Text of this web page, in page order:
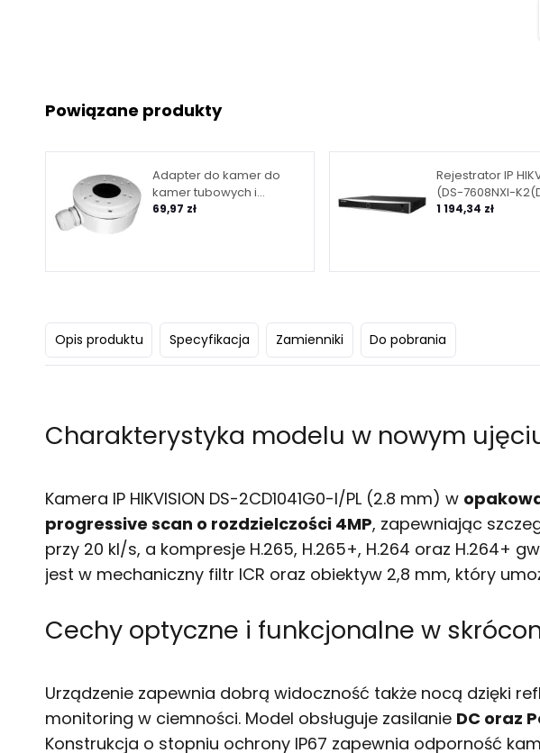
Powiązane produkty
Adapter do kamer do
kamer tubowych i
kopułowych HIKVISION
69,97 zł
Rejestrator IP
(DS-7608NXI-
1 194,34 zł
Opis produktu Specyfikacja Zamienniki Do pobrania
Charakterystyka modelu w nowym
Kamera IP HIKVISION DS-2CD1041G0-I/PL (2.8 mm) w
progressive scan o rozdzielczości 4MP, zapewniając
przy 20 kl/s, a kompresje H.265, H.265+, H.264 oraz H.264+
jest w mechaniczny filtr ICR oraz obiektyw 2,8 mm, który
Cechy optyczne i funkcjonalne w
Urządzenie zapewnia dobrą widoczność także nocą dzięki
monitoring w ciemności. Model obsługuje zasilanie DC oraz
Konstrukcja o stopniu ochrony IP67 zapewnia odporność